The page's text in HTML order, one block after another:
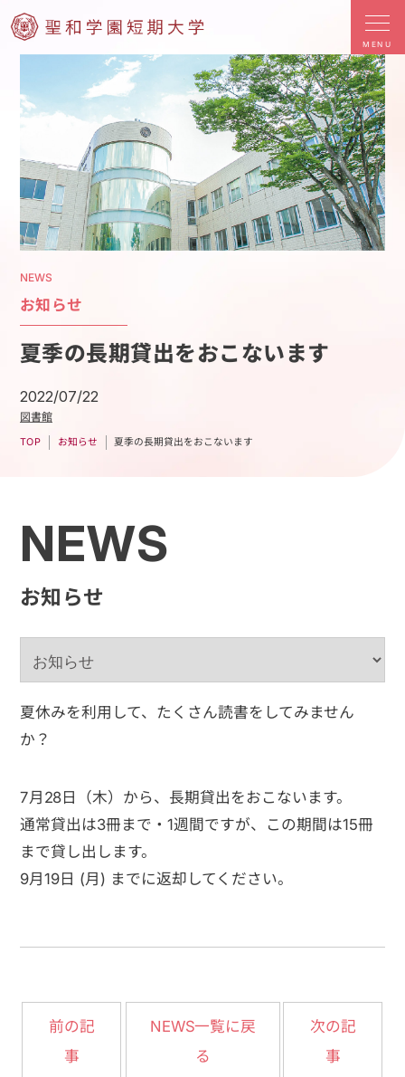
MENU
NEWS
お知らせ
夏季の長期貸出をおこないます
2022/07/22
図書館
TOP お知らせ 夏季の長期貸出をおこないます
NEWS
お知らせ
夏休みを利用して、たくさん読書をしてみません
か？
7月28日（木）から、長期貸出をおこないます。
通常貸出は3冊まで・1週間ですが、この期間は15冊
まで貸し出します。
9月19日 (月) までに返却してください。
前の記
事
NEWS一覧に戻
る
次の記
事